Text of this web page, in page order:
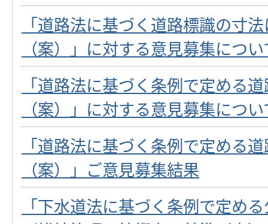
「道路法に基づく道路標識の寸
（案）」に対する意見募集につ
「道路法に基づく条例で定める
（案）」に対する意見募集につ
「道路法に基づく条例で定める
（案）」ご意見募集結果
「下水道法に基づく条例で定め